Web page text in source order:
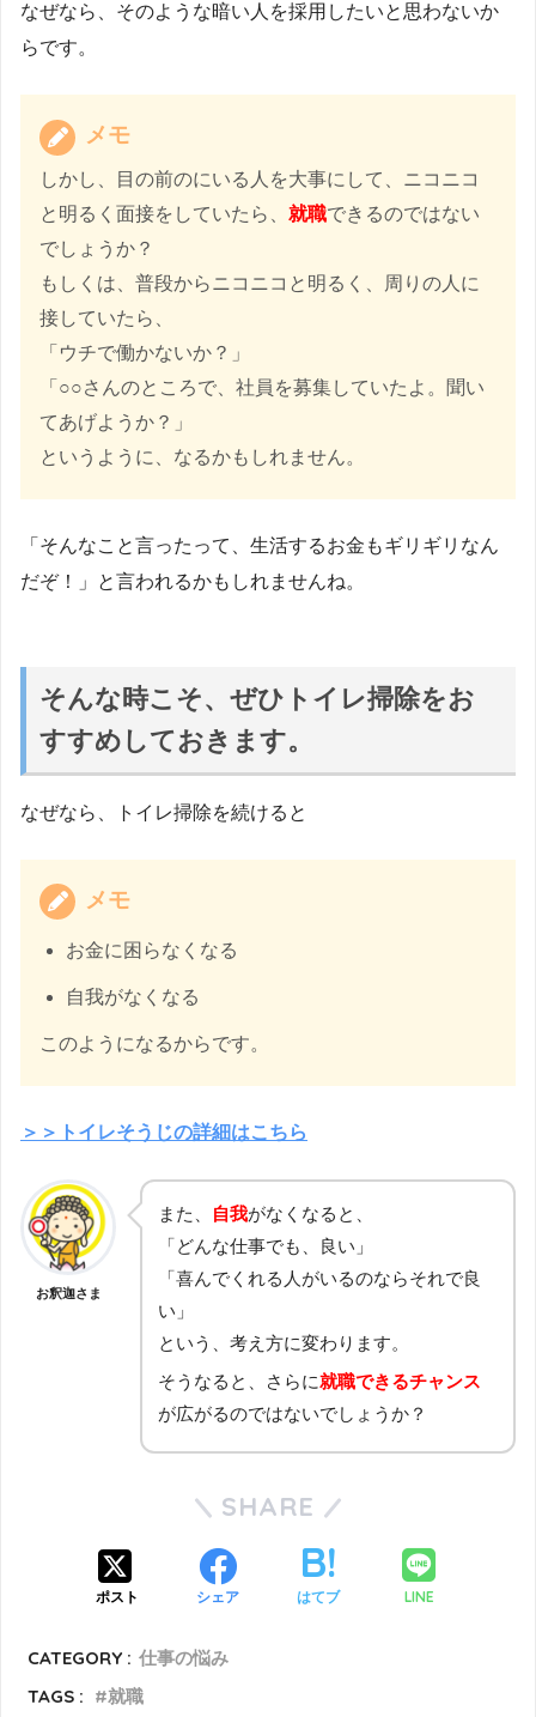
なぜなら、そのような暗い人を採用したいと思わないか
らです。
メモ
しかし、目の前のにいる人を大事にして、ニコニコ
と明るく面接をしていたら、 就職できるのではない
でしょうか？
もしくは、普段からニコニコと明るく、周りの人に
接していたら、
「ウチで働かないか？」
「○○さんのところで、社員を募集していたよ。聞い
てあげようか？」
というように、なるかもしれません。
「そんなこと言ったって、生活するお金もギリギリなん
だぞ！」と言われるかもしれませんね。
そんな時こそ、ぜひトイレ掃除をお
すすめしておきます。
なぜなら、トイレ掃除を続けると
メモ
お金に困らなくなる
自我がなくなる
このようになるからです。
＞＞トイレそうじの詳細はこちら
お釈迦さま
また、 自我がなくなると、
「どんな仕事でも、良い」
「喜んでくれる人がいるのならそれで良
い」
という、考え方に変わります。
そうなると、さらに就職できるチャンス
が広がるのではないでしょうか？
SHARE
ポスト シェア はてブ LINE
CATEGORY : 仕事の悩み
TAGS :
就職